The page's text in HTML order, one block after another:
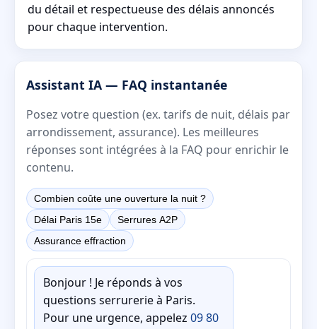
du détail et respectueuse des délais annoncés
pour chaque intervention.
Assistant IA — FAQ instantanée
Posez votre question (ex. tarifs de nuit, délais par
arrondissement, assurance). Les meilleures
réponses sont intégrées à la FAQ pour enrichir le
contenu.
Combien coûte une ouverture la nuit ?
Délai Paris 15e
Serrures A2P
Assurance effraction
Bonjour ! Je réponds à vos
questions serrurerie à Paris.
Pour une urgence, appelez 09 80